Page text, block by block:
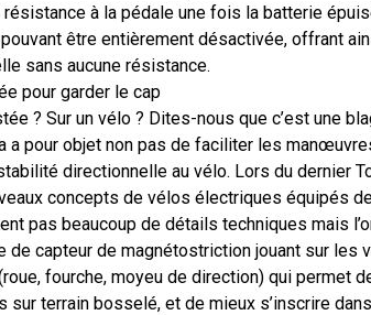
à la pédale une fois la batterie
être entièrement désactivée, offrant
sans aucune résistance.
pour garder le cap
? Sur un vélo ? Dites-nous que c’est une
a pour objet non pas de faciliter les
directionnelle au vélo. Lors du dernier
concepts de vélos électriques équipés
pas beaucoup de détails techniques mais
de capteur de magnétostriction jouant sur les
fourche, moyeu de direction) qui permet
sur terrain bosselé, et de mieux s’inscrire